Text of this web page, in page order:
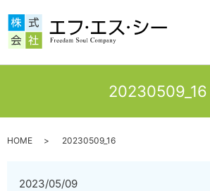
20230509_16
HOME 20230509_16
2023/05/09